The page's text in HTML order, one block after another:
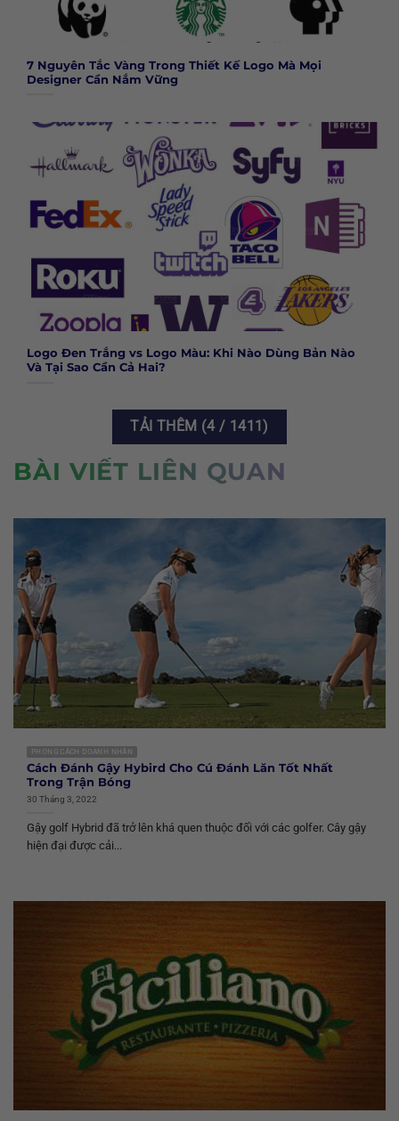
7 Nguyên Tắc Vàng Trong Thiết Kế Logo Mà Mọi
Designer Cần Nắm Vững
Logo Đen Trắng vs Logo Màu: Khi Nào Dùng Bản Nào
Và Tại Sao Cần Cả Hai?
TẢI THÊM (4/ 1411)
BÀI VIẾT LIÊN QUAN
PHONG CÁCH DOANH NHÂN
Cách Đánh Gậy Hybird Cho Cú Đánh Lăn Tốt Nhất
Trong Trận Bóng
30 Tháng 3, 2022
Gậy golf Hybrid đã trở lên khá quen thuộc đối với các golfer. Cây gậy
hiện đại được cải...